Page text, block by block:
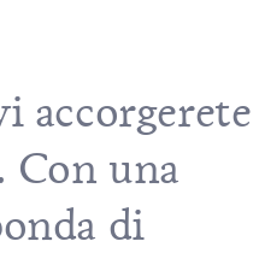
accorgerete
Con una
di